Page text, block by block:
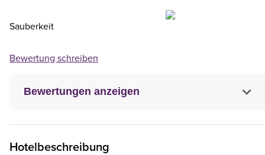
Bewertungen anzeigen
Sauberkeit
Bewertung schreiben
Hotelbeschreibung